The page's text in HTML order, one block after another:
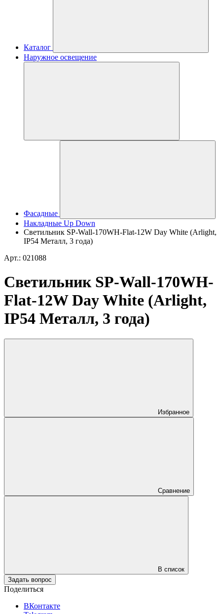
Каталог
Наружное освещение
Фасадные
Накладные Up Down
Светильник SP-Wall-170WH-Flat-12W Day White (Arlight,
IP54 Металл, 3 года)
Арт.: 021088
Светильник SP-Wall-170WH-
Flat-12W Day White (Arlight,
IP54 Металл, 3 года)
Избранное
Сравнение
В список
Задать вопрос
Поделиться
ВКонтакте